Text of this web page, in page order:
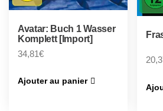
Avatar: Buch 1 Wasser
Komplett [Import]
34,81€
Ajouter au panier